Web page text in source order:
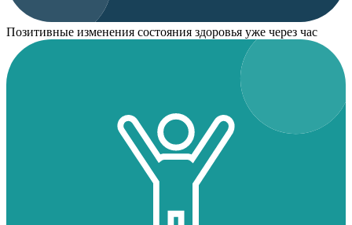
Позитивные изменения состояния здоровья уже через час